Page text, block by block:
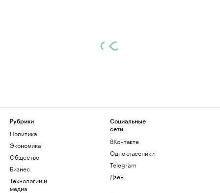
Рубрики
Политика
Экономика
Общество
Бизнес
Технологии и
медиа
Социальные
сети
ВКонтакте
Одноклассники
Telegram
Дзен